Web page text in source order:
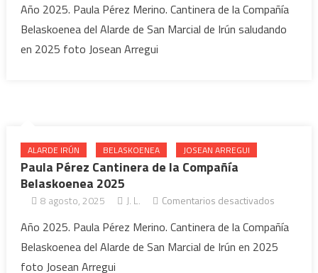
Año 2025. Paula Pérez Merino. Cantinera de la Compañía
Belaskoenea del Alarde de San Marcial de Irún saludando
en 2025 foto Josean Arregui
ALARDE IRÚN BELASKOENEA JOSEAN ARREGUI
Paula Pérez Cantinera de la Compañía
Belaskoenea 2025
8 agosto, 2025 J. L. Comentarios desactivados
Año 2025. Paula Pérez Merino. Cantinera de la Compañía
Belaskoenea del Alarde de San Marcial de Irún en 2025
foto Josean Arregui